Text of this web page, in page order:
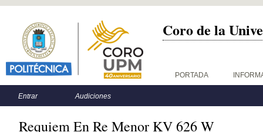
Coro de la
Menú principal PORTADA
Menú secundario
Entrar Audiciones
Requiem En Re Menor KV 626 W